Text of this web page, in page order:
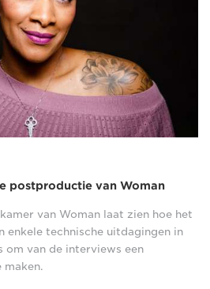
postproductie van Woman
van Woman laat zien hoe het
enkele technische uitdagingen in
van de interviews een
maken.